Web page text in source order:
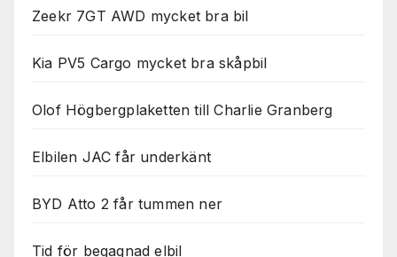
Zeekr 7GT AWD mycket bra bil
Kia PV5 Cargo mycket bra skåpbil
Olof Högbergplaketten till Charlie Granberg
Elbilen JAC får underkänt
BYD Atto 2 får tummen ner
Tid för begagnad elbil
fungera.
Statistik
kunna